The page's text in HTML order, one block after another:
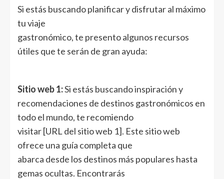
Si estás buscando planificar y disfrutar al máximo
tu viaje
gastronómico, te presento algunos recursos
útiles que te serán de gran ayuda:
Sitio web 1:Si estás buscando inspiración y
recomendaciones de destinos gastronómicos en
todo el mundo, te recomiendo
visitar [URL del sitio web 1]. Este sitio web
ofrece una guía completa que
abarca desde los destinos más populares hasta
gemas ocultas. Encontrarás